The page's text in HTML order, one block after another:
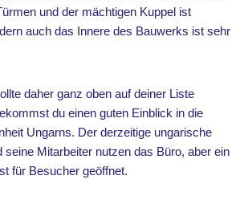
und der mächtigen Kuppel ist
auch das Innere des Bauwerks ist sehr
daher ganz oben auf deiner Liste
du einen guten Einblick in die
Ungarns. Der derzeitige ungarische
seine Mitarbeiter nutzen das Büro, aber ein
für Besucher geöffnet.